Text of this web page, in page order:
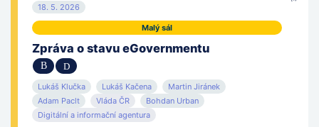
18. 5. 2026
Malý sál
Zpráva o stavu eGovernmentu
Lukáš Klučka Lukáš Kačena
Martin Jiránek
Adam Paclt
Vláda ČR
Bohdan Urban
Digitální a informační agentura